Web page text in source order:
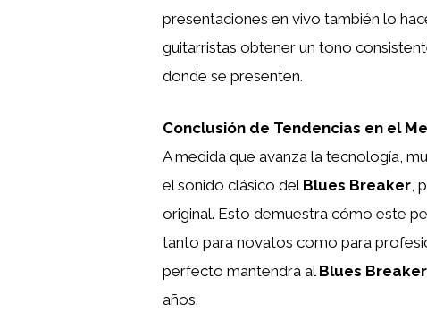
presentaciones en vivo también lo
guitarristas obtener un tono
donde se presenten.
Conclusión de Tendencias en el
A medida que avanza la tecnología,
el sonido clásico del Blues Breaker ,
original. Esto demuestra cómo este
tanto para novatos como para
perfecto mantendrá al Blues Breaker
años.